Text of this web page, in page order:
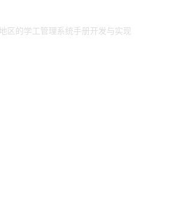
区的学工管理系统手册开发与实现